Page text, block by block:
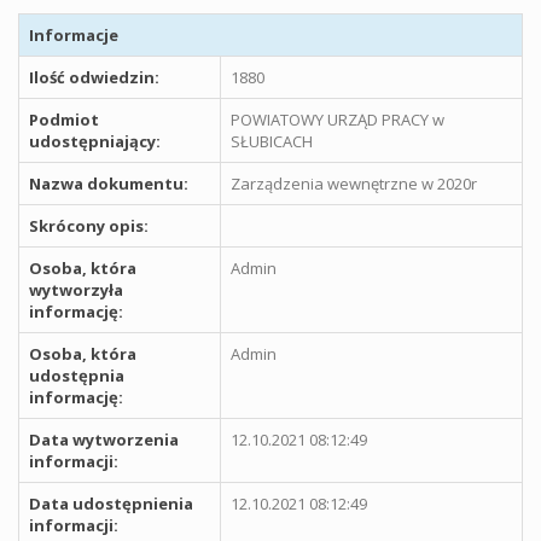
Informacje
Ilość odwiedzin:
1880
Podmiot
udostępniający:
POWIATOWY URZĄD PRACY w
SŁUBICACH
Nazwa dokumentu:
Zarządzenia wewnętrzne w 2020r
Skrócony opis:
Osoba, która
wytworzyła
informację:
Admin
Osoba, która
udostępnia
informację:
Admin
Data wytworzenia
informacji:
12.10.2021 08:12:49
Data udostępnienia
informacji:
12.10.2021 08:12:49